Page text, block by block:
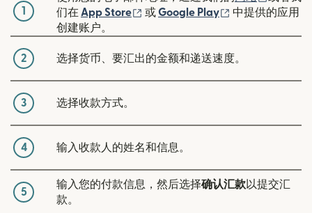
1
们在 App Store （在新窗口中打开）
或Google Play （在新窗口中打
中提供的应用
创建账户。
2 选择货币、要汇出的金额和递送速度。
3 选择收款方式。
4 输入收款人的姓名和信息。
5
输入您的付款信息，然后选择确认汇款以提交汇
款。